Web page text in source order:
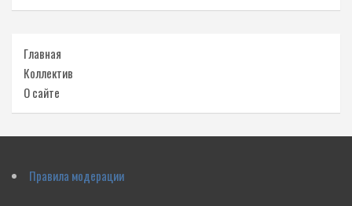
Главная
Коллектив
О сайте
Правила модерации